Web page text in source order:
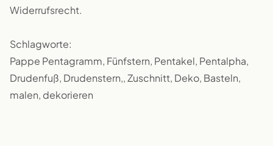
Widerrufsrecht.
Schlagworte:
Pappe Pentagramm, Fünfstern, Pentakel, Pentalpha,
Drudenfuß, Drudenstern,, Zuschnitt, Deko, Basteln,
malen, dekorieren